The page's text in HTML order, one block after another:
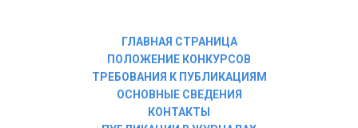
ГЛАВНАЯ СТРАНИЦА
ПОЛОЖЕНИЕ КОНКУРСОВ
ТРЕБОВАНИЯ К ПУБЛИКАЦИЯМ
ОСНОВНЫЕ СВЕДЕНИЯ
КОНТАКТЫ